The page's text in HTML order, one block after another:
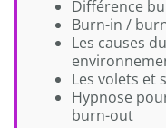
Différence
Burn-in /
Les causes
Les volets et
Hypnose
burn-out